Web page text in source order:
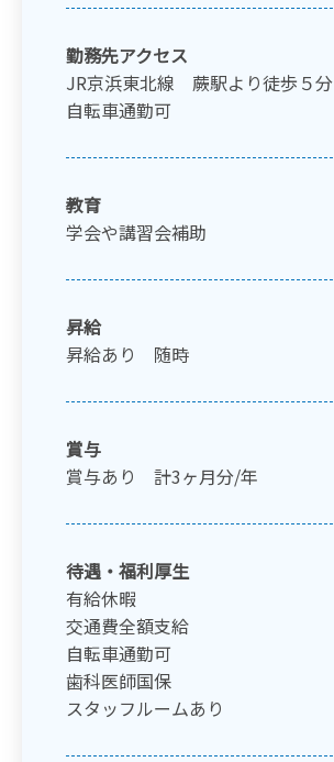
勤務先アクセス
JR京浜東北線 蕨駅より徒歩５分
自転車通勤可
教育
学会や講習会補助
昇給
昇給あり 随時
賞与
賞与あり 計3ヶ月分/年
待遇・福利厚生
有給休暇
交通費全額支給
自転車通勤可
歯科医師国保
スタッフルームあり